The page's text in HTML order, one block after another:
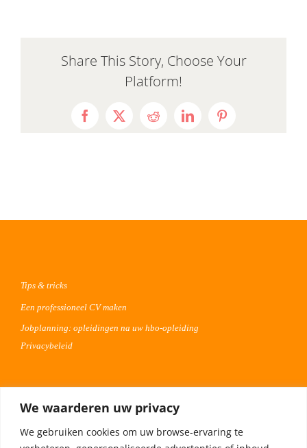
We waarderen uw privacy
We gebruiken cookies om uw browse-ervaring te
Share This Story, Choose Your
Platform!
Facebook
X RedditLinkedInPinterest
Tips & tricks
Een professioneel CV maken
Jobplanning: opleidingen na uw hbo-opleiding
Privacybeleid
Plaats uw vacature 30 dagen gratis